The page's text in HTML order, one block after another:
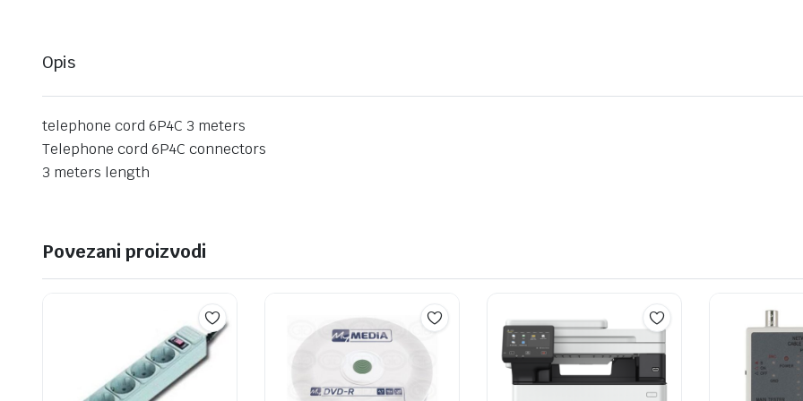
Opis
telephone cord 6P4C 3 meters
Telephone cord 6P4C connectors
3 meters length
Povezani proizvodi